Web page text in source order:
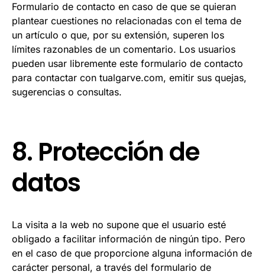
Formulario de contacto en caso de que se quieran
plantear cuestiones no relacionadas con el tema de
un artículo o que, por su extensión, superen los
límites razonables de un comentario. Los usuarios
pueden usar libremente este formulario de contacto
para contactar con tualgarve.com, emitir sus quejas,
sugerencias o consultas.
8. Protección de
datos
La visita a la web no supone que el usuario esté
obligado a facilitar información de ningún tipo. Pero
en el caso de que proporcione alguna información de
carácter personal, a través del formulario de